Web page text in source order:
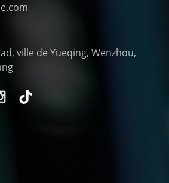
ville de Yueqing, Wenzhou,